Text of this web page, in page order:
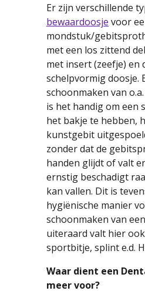
Er zijn verschillende
bewaardoosje voor
mondstuk/
met een los zittend
met insert (zeefje) en
schelpvormig doosje.
schoonmaken van
is het handig om een
het bakje te hebben,
kunstgebit
zonder dat de
handen glijdt of valt
ernstig beschadigt
kan vallen. Dit is
hygiënische manier
schoonmaken van
uiteraard valt hier
sportbitje, splint e.d.
Waar dient een
meer voor?